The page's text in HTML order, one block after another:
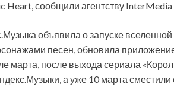
Heart, сообщили агентству
объявила о запуске
песен, обновила
марта, после выхода сериала
а уже 10 марта